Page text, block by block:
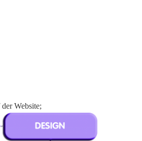
Website;